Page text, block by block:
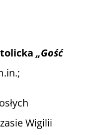
„Gość
Wigilii